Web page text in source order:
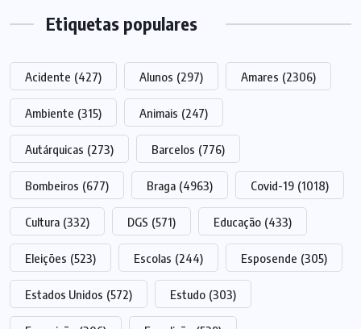
Etiquetas populares
Acidente (427) Alunos (297) Amares (2306)
Ambiente (315) Animais (247)
Autárquicas (273) Barcelos (776)
Bombeiros (677) Braga (4963) Covid-19 (1018)
Cultura (332) DGS (571) Educação (433)
Eleições (523) Escolas (244) Esposende (305)
Estados Unidos (572) Estudo (303)